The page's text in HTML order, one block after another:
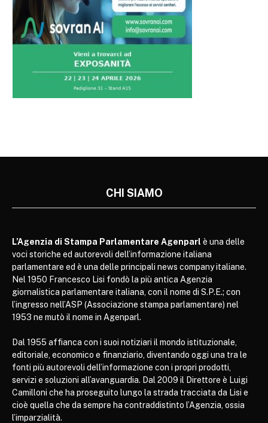
CHI SIAMO
L’Agenzia di Stampa Parlamentare Agenparl è una delle
voci storiche ed autorevoli dell’informazione italiana
parlamentare ed è una delle principali news company italiane.
Nel 1950 Francesco Lisi fondò la più antica Agenzia
giornalistica parlamentare italiana, con il nome di S.P.E.; con
l’ingresso nell’ASP (Associazione stampa parlamentare) nel
1953 ne mutò il nome in Agenparl.
Dal 1955 affianca con i suoi notiziari il mondo istituzionale,
editoriale, economico e finanziario, diventando oggi una tra le
fonti più autorevoli dell’informazione con i propri prodotti,
servizi e soluzioni all’avanguardia. Dal 2009 il Direttore è Luigi
Camilloni che ha proseguito lungo la strada tracciata da Lisi e
cioè quella che da sempre ha contraddistinto l’Agenzia, ossia
l’imparzialità.